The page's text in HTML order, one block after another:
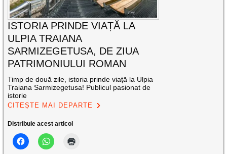
ISTORIA PRINDE VIAȚĂ LA
ULPIA TRAIANA
SARMIZEGETUSA, DE ZIUA
PATRIMONIULUI ROMAN
Timp de două zile, istoria prinde viață la Ulpia
Traiana Sarmizegetusa! Publicul pasionat de
istorie
CITEȘTE MAI DEPARTE
Distribuie acest articol